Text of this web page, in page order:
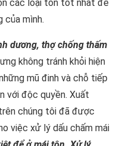
các loại tôn tốt nhất để
của mình.
dương, thợ chống thấm
không tránh khỏi hiện
mũ đinh và chỗ tiếp
với độc quyền. Xuất
chúng tôi đã được
việc xử lý dấu chấm mái